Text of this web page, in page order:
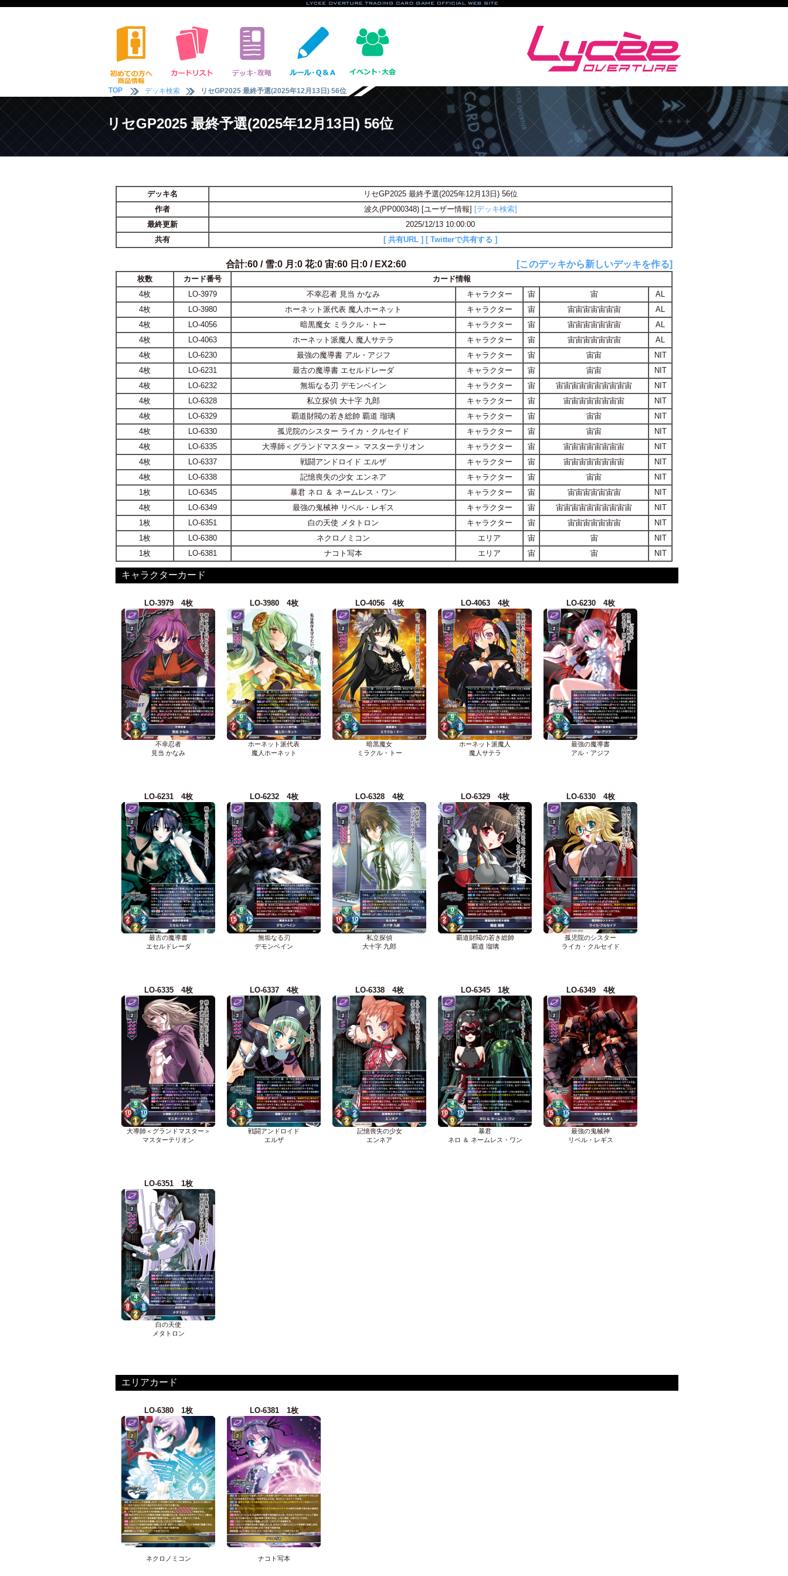
TOP デッキ検索 リセGP2025 最終予選(2025年12月13日) 56位
リセGP2025 最終予選(2025年12月13日) 56位
デッキ名
リセGP2025 最終予選(2025年12月13日) 56位
作者
波久(PP000348) [ユーザー情報] [デッキ検索]
最終更新
2025/12/13 10:00:00
共有
[ 共有URL ] [ Twitterで共有する ]
合計:60 / 雪:0 月:0 花:0 宙:60 日:0 / EX2:60 [このデッキから新しいデッキを作る]
枚数 カード番号
カード情報
4枚
LO-3979 不幸忍者 見当 かなみ キャラクター 宙 宙
AL
4枚
LO-3980 ホーネット派代表 魔人ホーネット キャラクター 宙 宙宙宙宙宙宙宙
AL
4枚
LO-4056 暗黒魔女 ミラクル・トー キャラクター 宙 宙宙宙宙宙宙宙
AL
4枚
LO-4063 ホーネット派魔人 魔人サテラ キャラクター 宙 宙宙宙宙宙宙宙
AL
4枚
LO-6230 最強の魔導書 アル・アジフ キャラクター 宙 宙宙
NIT
4枚
LO-6231 最古の魔導書 エセルドレーダ キャラクター 宙 宙宙
NIT
4枚
LO-6232 無垢なる刃 デモンベイン キャラクター 宙 宙宙宙宙宙宙宙宙宙宙
NIT
4枚
LO-6328 私立探偵 大十字 九郎 キャラクター 宙 宙宙宙宙宙宙宙宙
NIT
4枚
LO-6329 覇道財閥の若き総帥 覇道 瑠璃 キャラクター 宙 宙宙
NIT
4枚
LO-6330 孤児院のシスター ライカ・クルセイド キャラクター 宙 宙宙
NIT
4枚
LO-6335 大導師＜グランドマスター＞ マスターテリオン キャラクター 宙 宙宙宙宙宙宙宙宙
NIT
4枚
LO-6337 戦闘アンドロイド エルザ キャラクター 宙 宙宙宙宙宙宙宙宙
NIT
4枚
LO-6338 記憶喪失の少女 エンネア キャラクター 宙 宙宙
NIT
1枚
LO-6345 暴君 ネロ ＆ ネームレス・ワン キャラクター 宙 宙宙宙宙宙宙宙
NIT
4枚
LO-6349 最強の鬼械神 リベル・レギス キャラクター 宙 宙宙宙宙宙宙宙宙宙宙
NIT
1枚
LO-6351 白の天使 メタトロン キャラクター 宙 宙宙宙宙宙宙宙
NIT
1枚
LO-6380 ネクロノミコン エリア 宙 宙
NIT
1枚
LO-6381 ナコト写本 エリア 宙 宙 NIT
キャラクターカード
LO-3979 4枚
不幸忍者
見当 かなみ
LO-3980 4枚
ホーネット派代表
魔人ホーネット
LO-4056 4枚
暗黒魔女
ミラクル・トー
LO-4063 4枚
ホーネット派魔人
魔人サテラ
LO-6230 4枚
最強の魔導書
アル・アジフ
LO-6231 4枚
最古の魔導書
エセルドレーダ
LO-6232 4枚
無垢なる刃
デモンベイン
LO-6328 4枚
私立探偵
大十字 九郎
LO-6329 4枚
覇道財閥の若き総帥
覇道 瑠璃
LO-6330 4枚
孤児院のシスター
ライカ・クルセイド
LO-6335 4枚
大導師＜グランドマスター＞
マスターテリオン
LO-6337 4枚
戦闘アンドロイド
エルザ
LO-6338 4枚
記憶喪失の少女
エンネア
LO-6345 1枚
暴君
ネロ ＆ ネームレス・ワン
LO-6349 4枚
最強の鬼械神
リベル・レギス
LO-6351 1枚
白の天使
メタトロン
エリアカード
LO-6380 1枚
ネクロノミコン
LO-6381 1枚
ナコト写本